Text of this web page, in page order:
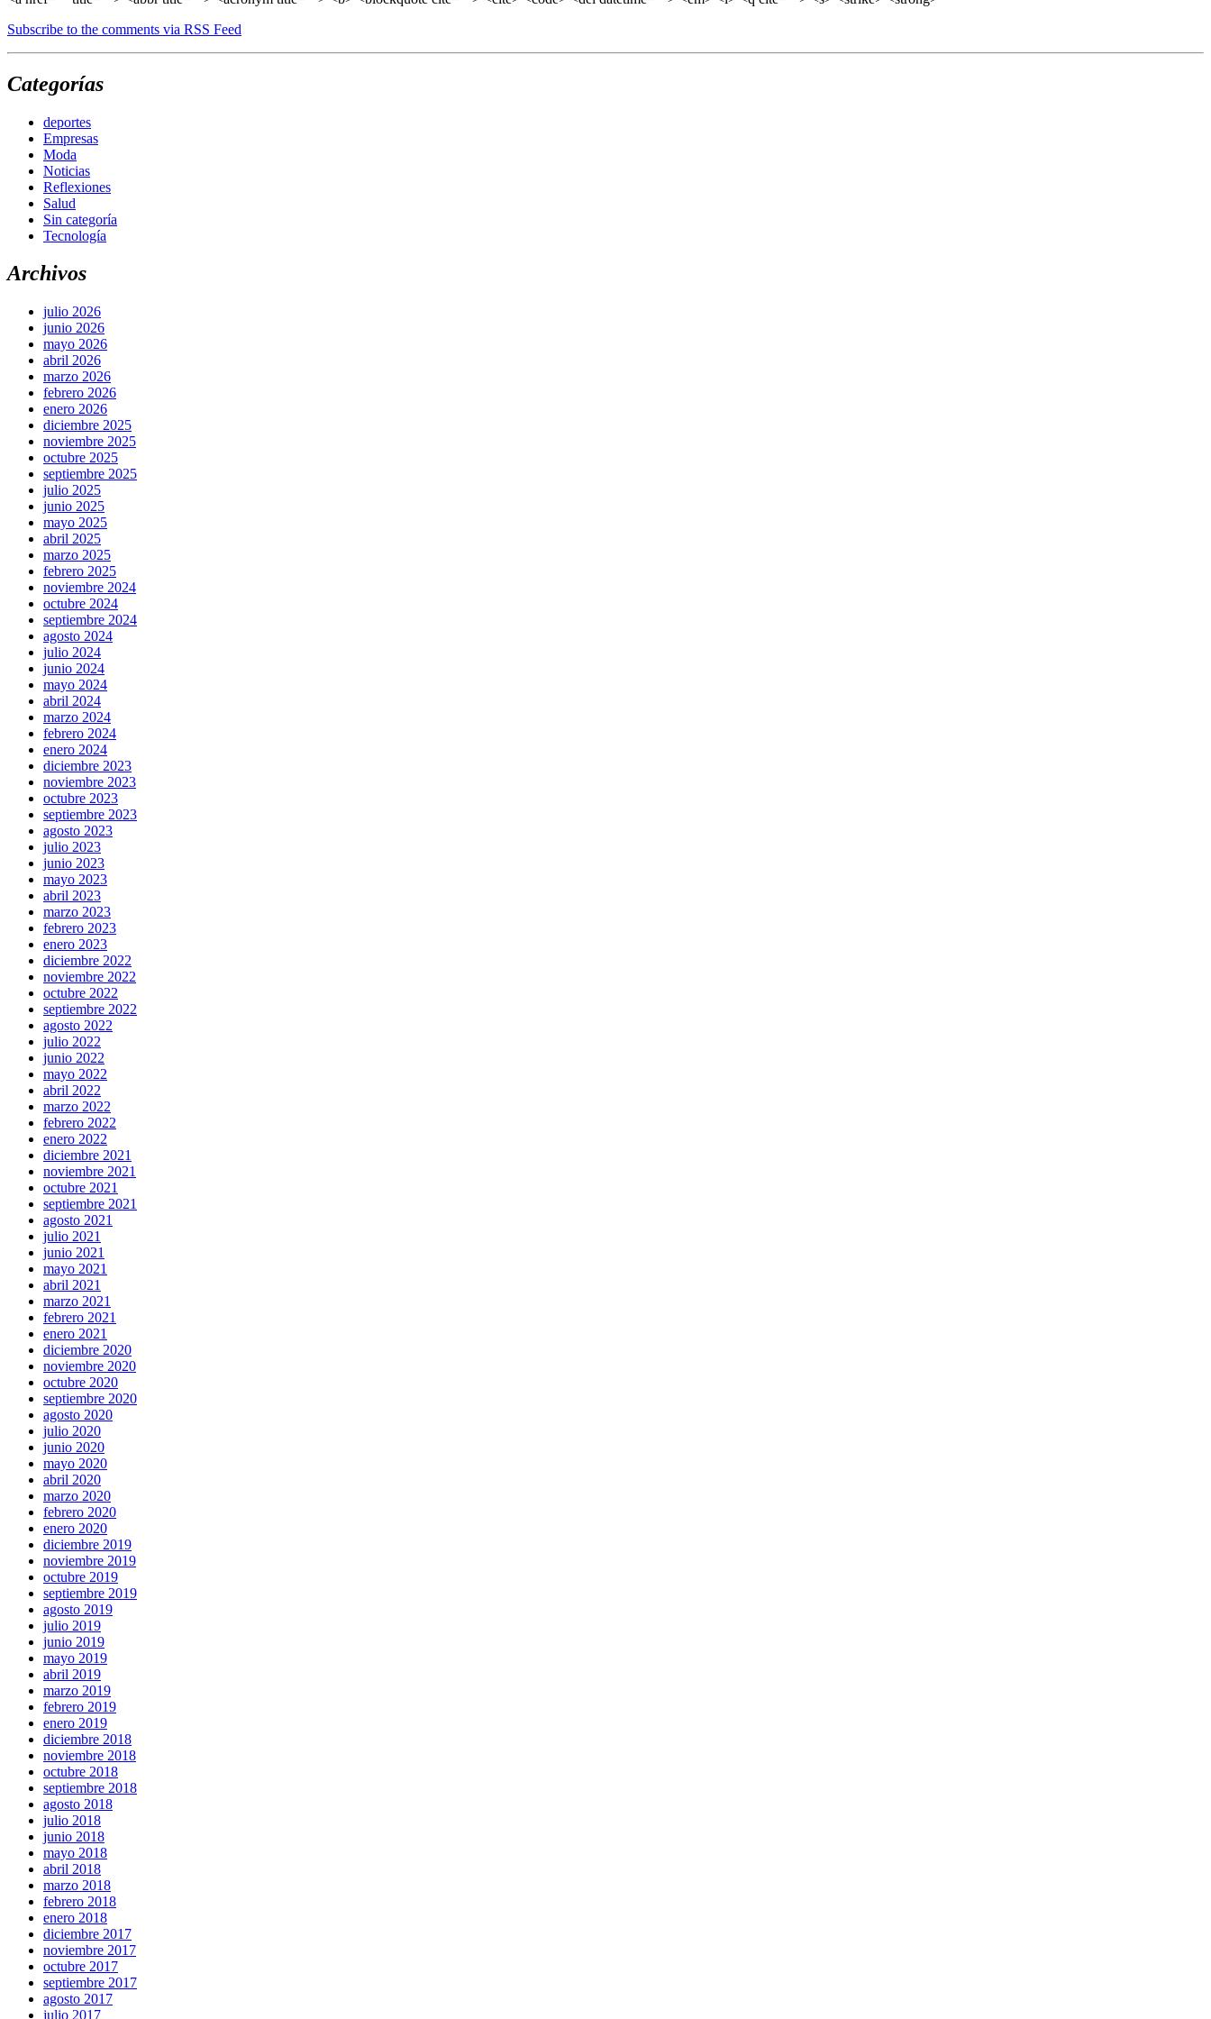
Subscribe to the comments via RSS Feed
Categorías
deportes
Empresas
Moda
Noticias
Reflexiones
Salud
Sin categoría
Tecnología
Archivos
julio 2026
junio 2026
mayo 2026
abril 2026
marzo 2026
febrero 2026
enero 2026
diciembre 2025
noviembre 2025
octubre 2025
septiembre 2025
julio 2025
junio 2025
mayo 2025
abril 2025
marzo 2025
febrero 2025
noviembre 2024
octubre 2024
septiembre 2024
agosto 2024
julio 2024
junio 2024
mayo 2024
abril 2024
marzo 2024
febrero 2024
enero 2024
diciembre 2023
noviembre 2023
octubre 2023
septiembre 2023
agosto 2023
julio 2023
junio 2023
mayo 2023
abril 2023
marzo 2023
febrero 2023
enero 2023
diciembre 2022
noviembre 2022
octubre 2022
septiembre 2022
agosto 2022
julio 2022
junio 2022
mayo 2022
abril 2022
marzo 2022
febrero 2022
enero 2022
diciembre 2021
noviembre 2021
octubre 2021
septiembre 2021
agosto 2021
julio 2021
junio 2021
mayo 2021
abril 2021
marzo 2021
febrero 2021
enero 2021
diciembre 2020
noviembre 2020
octubre 2020
septiembre 2020
agosto 2020
julio 2020
junio 2020
mayo 2020
abril 2020
marzo 2020
febrero 2020
enero 2020
diciembre 2019
noviembre 2019
octubre 2019
septiembre 2019
agosto 2019
julio 2019
junio 2019
mayo 2019
abril 2019
marzo 2019
febrero 2019
enero 2019
diciembre 2018
noviembre 2018
octubre 2018
septiembre 2018
agosto 2018
julio 2018
junio 2018
mayo 2018
abril 2018
marzo 2018
febrero 2018
enero 2018
diciembre 2017
noviembre 2017
octubre 2017
septiembre 2017
agosto 2017
julio 2017